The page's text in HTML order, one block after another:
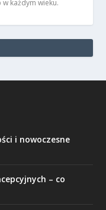
każdym wieku.
i nowoczesne
– co